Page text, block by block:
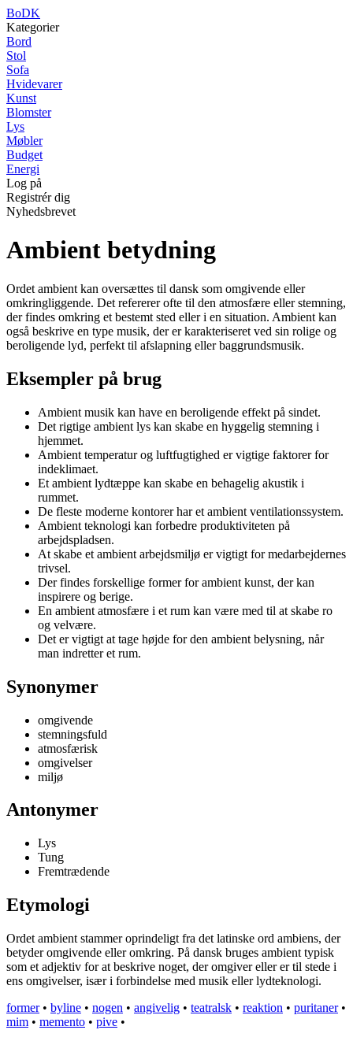
BoDK
Kategorier
Bord
Stol
Sofa
Hvidevarer
Kunst
Blomster
Lys
Møbler
Budget
Energi
Log på
Registrér dig
Nyhedsbrevet
Ambient betydning
Ordet ambient kan oversættes til dansk som omgivende eller
omkringliggende. Det refererer ofte til den atmosfære eller stemning,
der findes omkring et bestemt sted eller i en situation. Ambient kan
også beskrive en type musik, der er karakteriseret ved sin rolige og
beroligende lyd, perfekt til afslapning eller baggrundsmusik.
Eksempler på brug
Ambient musik kan have en beroligende effekt på sindet.
Det rigtige ambient lys kan skabe en hyggelig stemning i
hjemmet.
Ambient temperatur og luftfugtighed er vigtige faktorer for
indeklimaet.
Et ambient lydtæppe kan skabe en behagelig akustik i
rummet.
De fleste moderne kontorer har et ambient ventilationssystem.
Ambient teknologi kan forbedre produktiviteten på
arbejdspladsen.
At skabe et ambient arbejdsmiljø er vigtigt for medarbejdernes
trivsel.
Der findes forskellige former for ambient kunst, der kan
inspirere og berige.
En ambient atmosfære i et rum kan være med til at skabe ro
og velvære.
Det er vigtigt at tage højde for den ambient belysning, når
man indretter et rum.
Synonymer
omgivende
stemningsfuld
atmosfærisk
omgivelser
miljø
Antonymer
Lys
Tung
Fremtrædende
Etymologi
Ordet ambient stammer oprindeligt fra det latinske ord ambiens, der
betyder omgivende eller omkring. På dansk bruges ambient typisk
som et adjektiv for at beskrive noget, der omgiver eller er til stede i
ens omgivelser, især i forbindelse med musik eller lydteknologi.
former• byline • nogen • angivelig • teatralsk • reaktion • puritaner•
mim • memento • pive •